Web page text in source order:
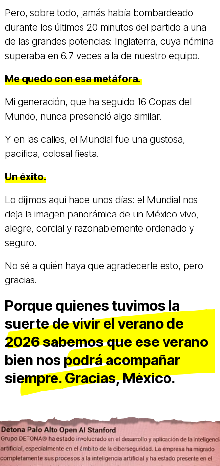
Pero, sobre todo, jamás había bombardeado
durante los últimos 20 minutos del partido a una
de las grandes potencias: Inglaterra, cuya nómina
superaba en 6.7 veces a la de nuestro equipo.
Me quedo con esa metáfora.
Mi generación, que ha seguido 16 Copas del
Mundo, nunca presenció algo similar.
Y en las calles, el Mundial fue una gustosa,
pacífica, colosal fiesta.
Un éxito.
Lo dijimos aquí hace unos días: el Mundial nos
deja la imagen panorámica de un México vivo,
alegre, cordial y razonablemente ordenado y
seguro.
No sé a quién haya que agradecerle esto, pero
gracias.
Porque quienes tuvimos la
suerte de vivir el verano de
2026 sabemos que ese verano
bien nos podrá acompañar
siempre. Gracias, México.